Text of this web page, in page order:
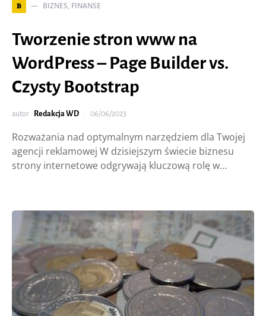
B BIZNES, FINANSE
Tworzenie stron www na
WordPress – Page Builder vs.
Czysty Bootstrap
autor Redakcja WD 06/06/2023
Rozważania nad optymalnym narzędziem dla Twojej
agencji reklamowej W dzisiejszym świecie biznesu
strony internetowe odgrywają kluczową rolę w…